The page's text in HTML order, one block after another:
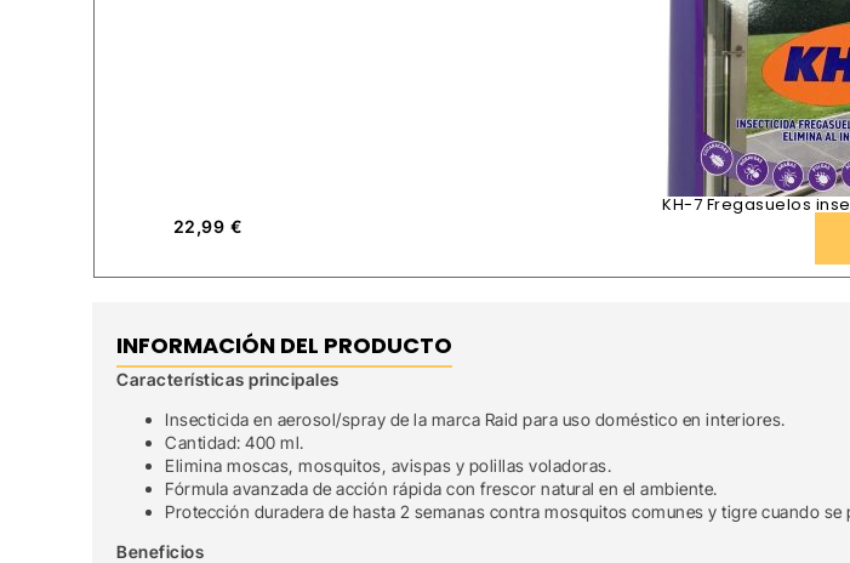
KH-7 Fregasuelos
22,99 €
INFORMACIÓN DEL PRODUCTO
Características principales
Insecticida en aerosol/spray de la marca Raid para uso doméstico en interiores.
Cantidad: 400 ml.
Elimina moscas, mosquitos, avispas y polillas voladoras.
Fórmula avanzada de acción rápida con frescor natural en el ambiente.
Protección duradera de hasta 2 semanas contra mosquitos comunes y tigre cuando
Beneficios